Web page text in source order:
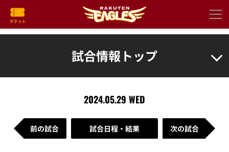
試合情報トップ
2024.05.29 WED
前の試合 試合日程・結果 次の試合